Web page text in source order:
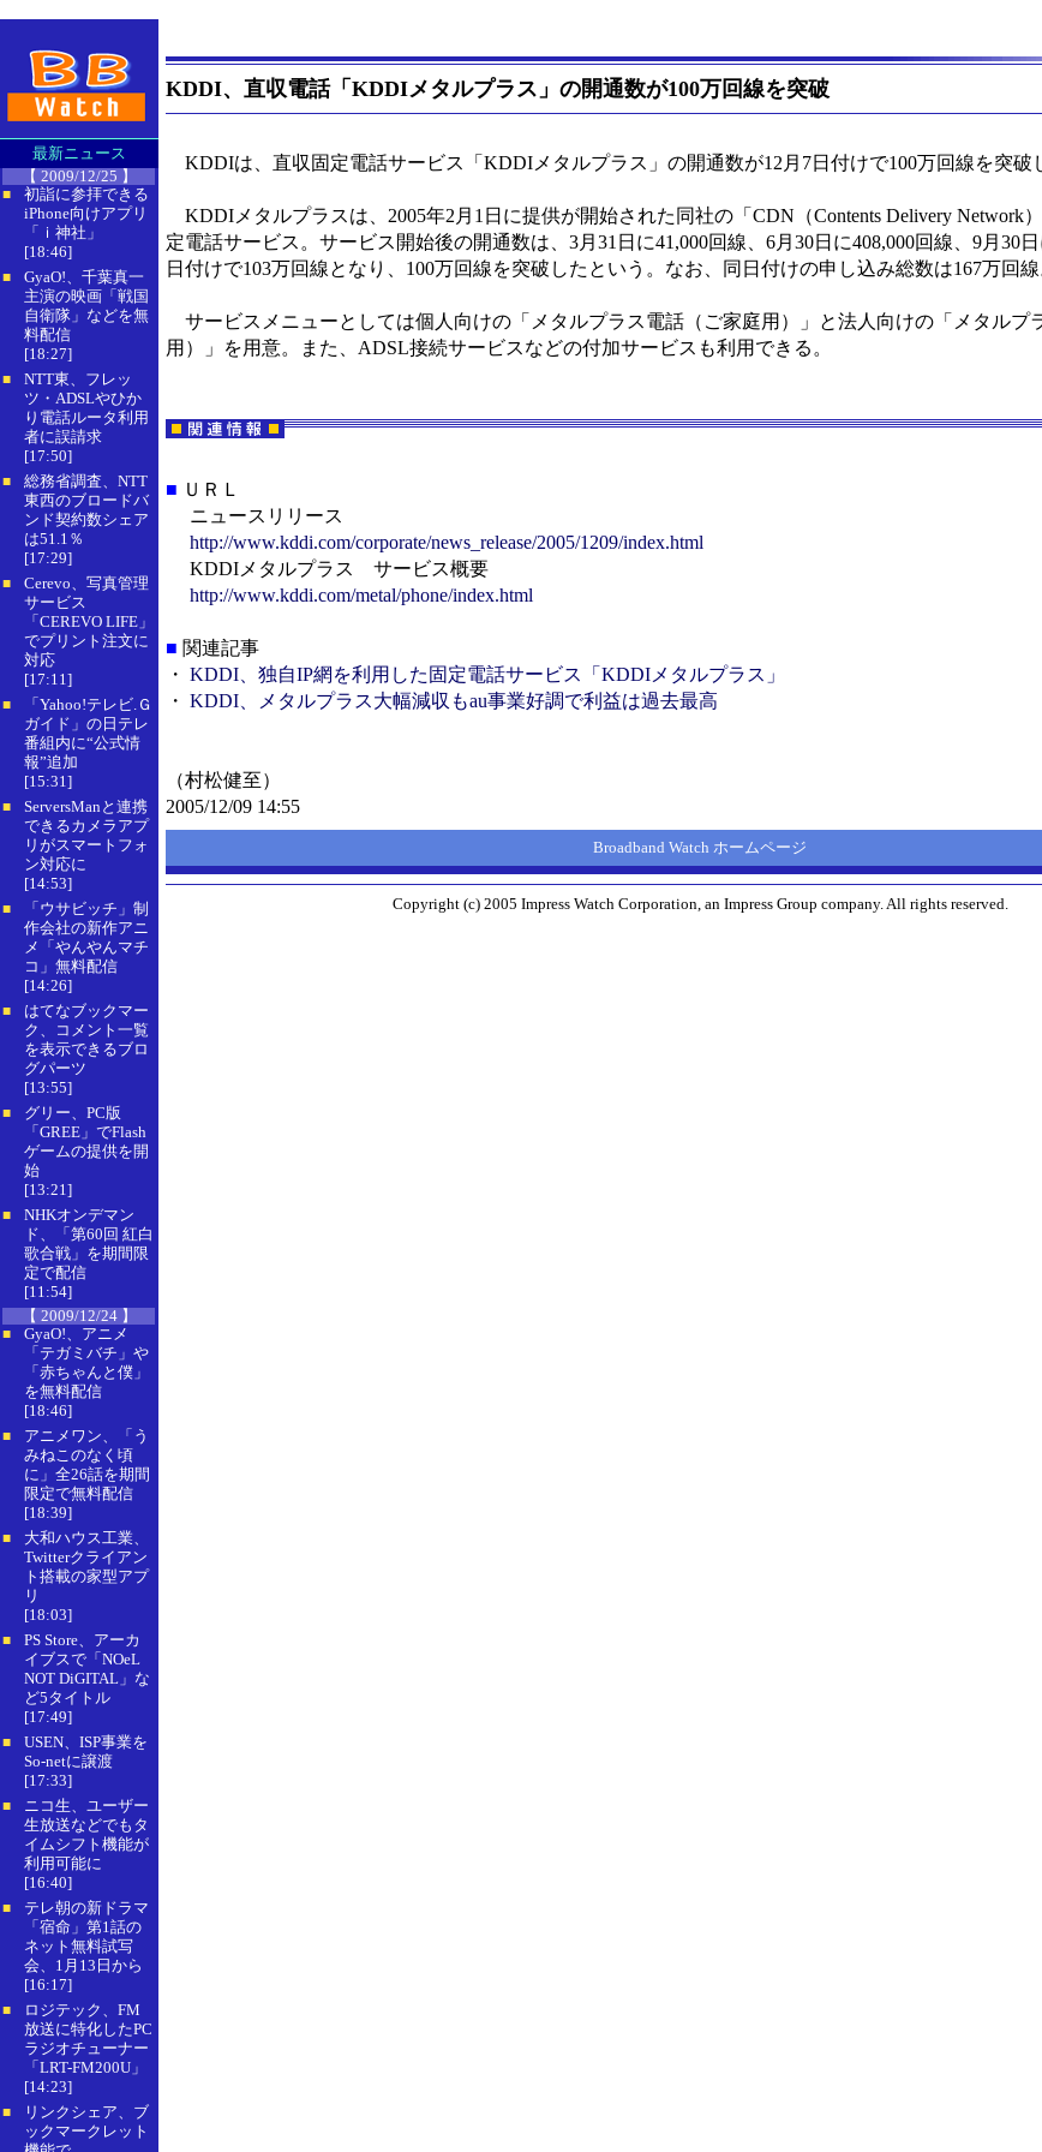
最新ニュース
【 2009/12/25 】
■
初詣に参拝できる
iPhone向けアプリ
「ｉ神社」
[18:46]
■
GyaO!、千葉真一
主演の映画「戦国
自衛隊」などを無
料配信
[18:27]
■
NTT東、フレッ
ツ・ADSLやひか
り電話ルータ利用
者に誤請求
[17:50]
■
総務省調査、NTT
東西のブロードバ
ンド契約数シェア
は51.1％
[17:29]
■
Cerevo、写真管理
サービス
「CEREVO LIFE」
でプリント注文に
対応
[17:11]
■
「Yahoo!テレビ.Ｇ
ガイド」の日テレ
番組内に“公式情
報”追加
[15:31]
■
ServersManと連携
できるカメラアプ
リがスマートフォ
ン対応に
[14:53]
■
「ウサビッチ」制
作会社の新作アニ
メ「やんやんマチ
コ」無料配信
[14:26]
■
はてなブックマー
ク、コメント一覧
を表示できるブロ
グパーツ
[13:55]
■
グリー、PC版
「GREE」でFlash
ゲームの提供を開
始
[13:21]
■
NHKオンデマン
ド、「第60回 紅白
歌合戦」を期間限
定で配信
[11:54]
【 2009/12/24 】
■
GyaO!、アニメ
「テガミバチ」や
「赤ちゃんと僕」
を無料配信
[18:46]
■
アニメワン、「う
みねこのなく頃
に」全26話を期間
限定で無料配信
[18:39]
■
大和ハウス工業、
Twitterクライアン
ト搭載の家型アプ
リ
[18:03]
■
PS Store、アーカ
イブスで「NOeL
NOT DiGITAL」な
ど5タイトル
[17:49]
■
USEN、ISP事業を
So-netに譲渡
[17:33]
■
ニコ生、ユーザー
生放送などでもタ
イムシフト機能が
利用可能に
[16:40]
■
テレ朝の新ドラマ
「宿命」第1話の
ネット無料試写
会、1月13日から
[16:17]
■
ロジテック、FM
放送に特化したPC
ラジオチューナー
「LRT-FM200U」
[14:23]
■
リンクシェア、ブ
ックマークレット
KDDI、直収電話「KDDIメタルプラス」の開通数が100万回線を突破
KDDIは、直収固定電話サービス「KDDIメタルプラス」の開通数が12月7日付けで100万回線を突破
KDDIメタルプラスは、2005年2月1日に提供が開始された同社の「CDN（Contents Delivery Network
定電話サービス。サービス開始後の開通数は、3月31日に41,000回線、6月30日に408,000回線、9月30
日付けで103万回線となり、100万回線を突破したという。なお、同日付けの申し込み総数は167万回線
サービスメニューとしては個人向けの「メタルプラス電話（ご家庭用）」と法人向けの「メタルプ
用）」を用意。また、ADSL接続サービスなどの付加サービスも利用できる。
■ ＵＲＬ
ニュースリリース
http://www.kddi.com/corporate/news_release/2005/1209/index.html
KDDIメタルプラス サービス概要
http://www.kddi.com/metal/phone/index.html
■ 関連記事
・ KDDI、独自IP網を利用した固定電話サービス「KDDIメタルプラス」
・ KDDI、メタルプラス大幅減収もau事業好調で利益は過去最高
（村松健至）
2005/12/09 14:55
Broadband Watch ホームページ
Copyright (c) 2005 Impress Watch Corporation, an Impress Group company. All rights reserved.